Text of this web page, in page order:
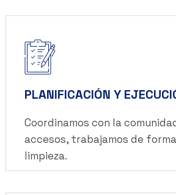
PLANIFICACIÓN Y
Coordinamos con la
accesos, trabajamos de
limpieza.